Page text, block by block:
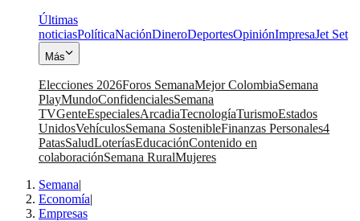
Últimas
noticiasPolíticaNaciónDineroDeportesOpiniónImpresaJet Set
Más
Elecciones 2026Foros SemanaMejor ColombiaSemana
PlayMundoConfidencialesSemana
TVGenteEspecialesArcadiaTecnologíaTurismoEstados
UnidosVehículosSemana SostenibleFinanzas Personales4
PatasSaludLoteríasEducaciónContenido en
colaboraciónSemana RuralMujeres
Semana|
Economía|
Empresas